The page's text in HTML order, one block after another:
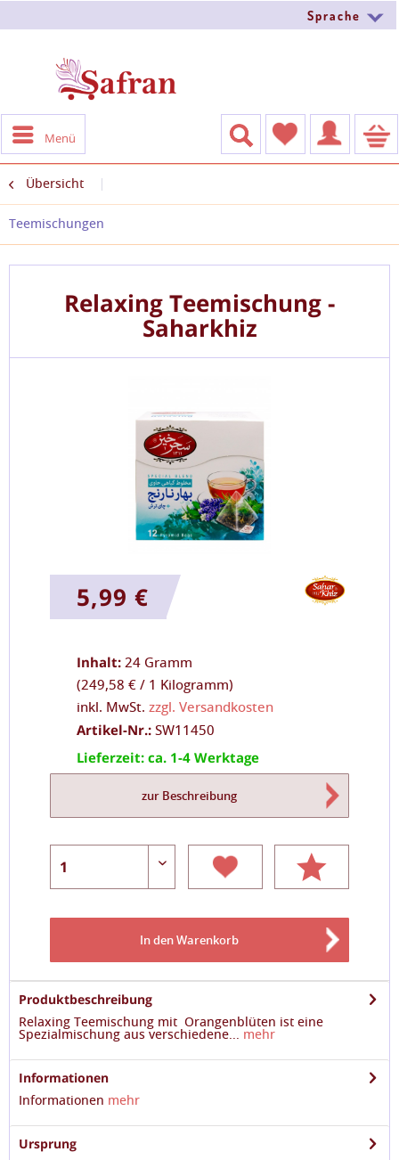
Sprache
Menü
Übersicht
Teemischungen
Relaxing Teemischung -
Saharkhiz
5,99 €
Inhalt: 24 Gramm
(249,58 € / 1 Kilogramm)
inkl. MwSt. zzgl. Versandkosten
Artikel-Nr.: SW11450
Lieferzeit: ca. 1-4 Werktage
zur Beschreibung
In den Warenkorb
Produktbeschreibung
Relaxing Teemischung mit Orangenblüten ist eine
Spezialmischung aus verschiedene... mehr
Informationen
Informationen mehr
Ursprung